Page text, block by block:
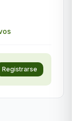
Registrarse